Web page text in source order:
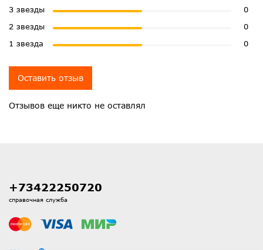
Отзывов еще никто не оставлял
3 звезды
0
2 звезды
0
1 звезда
0
Оставить отзыв
+73422250720
справочная служба